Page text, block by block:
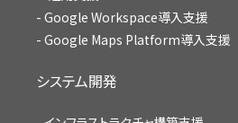
Google Workspace導入支援
Google Maps Platform導入支援
システム開発